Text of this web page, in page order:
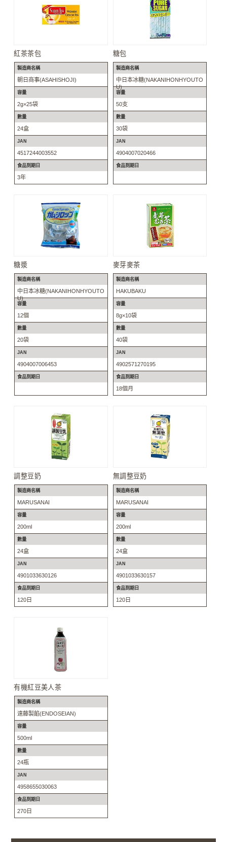
紅茶茶包
製造商名稱
朝日商事(ASAHISHOJI)
容量
2g×25袋
數量
24盒
JAN
4517244003552
食品到期日
3年
糖包
製造商名稱
中日本冰糖(NAKANIHONHYOUTO
U)
容量
50支
數量
30袋
JAN
4904007020466
食品到期日
糖漿
製造商名稱
中日本冰糖(NAKANIHONHYOUTO
U)
容量
12個
數量
20袋
JAN
4904007006453
食品到期日
麥芽麥茶
製造商名稱
HAKUBAKU
容量
8g×10袋
數量
40袋
JAN
4902571270195
食品到期日
18個月
調整豆奶
製造商名稱
MARUSANAI
容量
200ml
數量
24盒
JAN
4901033630126
食品到期日
120日
無調整豆奶
製造商名稱
MARUSANAI
容量
200ml
數量
24盒
JAN
4901033630157
食品到期日
120日
有機紅豆美人茶
製造商名稱
遠藤製餡(ENDOSEIAN)
容量
500ml
數量
24瓶
JAN
4958655030063
食品到期日
270日